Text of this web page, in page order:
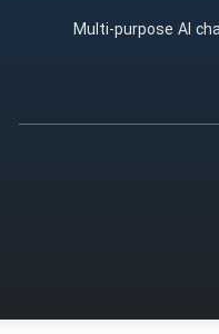
Multi-purpose AI